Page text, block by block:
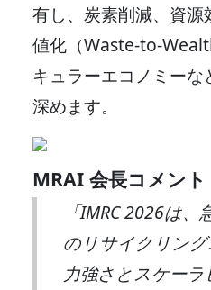
有し、炭素削減、資
値化（Waste-to-
キュラーエコノミー
深めます。
MRAI 会長コメント
「IMRC 2026は
のリサイクリン
力強さとスケー